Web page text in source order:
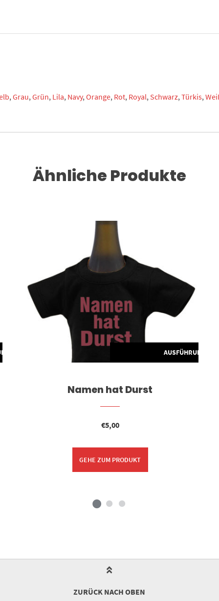
,Grau,Grün, Lila, Navy,Orange, Rot, Royal, Schwarz,Türkis,
Ähnliche Produkte
WÄHLEN AUSFÜHRUNG
Dieses Produkt weist mehrere Varianten auf. Die Optionen können auf der Produktseite gewählt werden
Namen hat Durst
€5,00
GEHE ZUM PRODUKT
ZURÜCK NACH OBEN